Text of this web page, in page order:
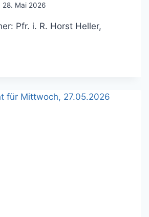
28. Mai 2026
Pfr. i. R. Horst Heller,